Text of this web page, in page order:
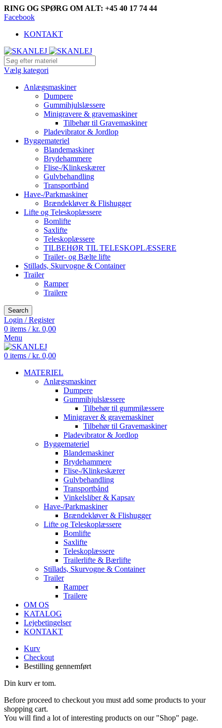
RING OG SPØRG OM ALT: +45 40 17 74 44
Facebook
KONTAKT
Vælg kategori
Anlægsmaskiner
Dumpere
Gummihjulslæssere
Minigravere & gravemaskiner
Tilbehør til Gravemaskiner
Pladevibrator & Jordlop
Byggemateriel
Blandemaskiner
Brydehammere
Flise-/Klinkeskærer
Gulvbehandling
Transportbånd
Have-/Parkmaskiner
Brændekløver & Flishugger
Lifte og Teleskoplæssere
Bomlifte
Saxlifte
Teleskoplæssere
TILBEHØR TIL TELESKOPLÆSSERE
Trailer- og Bælte lifte
Stillads, Skurvogne & Container
Trailer
Ramper
Trailere
Search
Login / Register
0 items / kr. 0,00
Menu
0 items / kr. 0,00
MATERIEL
Anlægsmaskiner
Dumpere
Gummihjulslæssere
Tilbehør til gummilæssere
Minigraver & gravemaskiner
Tilbehør til Gravemaskiner
Pladevibrator & Jordlop
Byggemateriel
Blandemaskiner
Brydehammere
Flise-/Klinkeskærer
Gulvbehandling
Transportbånd
Vinkelsliber & Kapsav
Have-/Parkmaskiner
Brændekløver & Flishugger
Lifte og Teleskoplæssere
Bomlifte
Saxlifte
Teleskoplæssere
Trailerlifte & Bærlifte
Stillads, Skurvogne & Container
Trailer
Ramper
Trailere
OM OS
KATALOG
Lejebetingelser
KONTAKT
Kurv
Checkout
Bestilling gennemført
Din kurv er tom.
Before proceed to checkout you must add some products to your
shopping cart.
You will find a lot of interesting products on our "Shop" page.